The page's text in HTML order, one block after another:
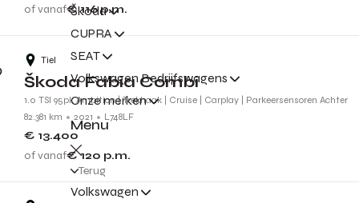
Škoda
CUPRA
SEAT
Volkswagen Bedrijfswagens
Onze merken
Menu
Terug
Volkswagen
of vanaf€ 116p.m.
Tiel
Škoda Fabia Combi
1.0 TSI 95pk Ambition | Trekhaak | Cruise | Carplay | Parkeersensoren Achter
82.381 km
2021 L748LF
€ 13.400
of vanaf€ 120 p.m.